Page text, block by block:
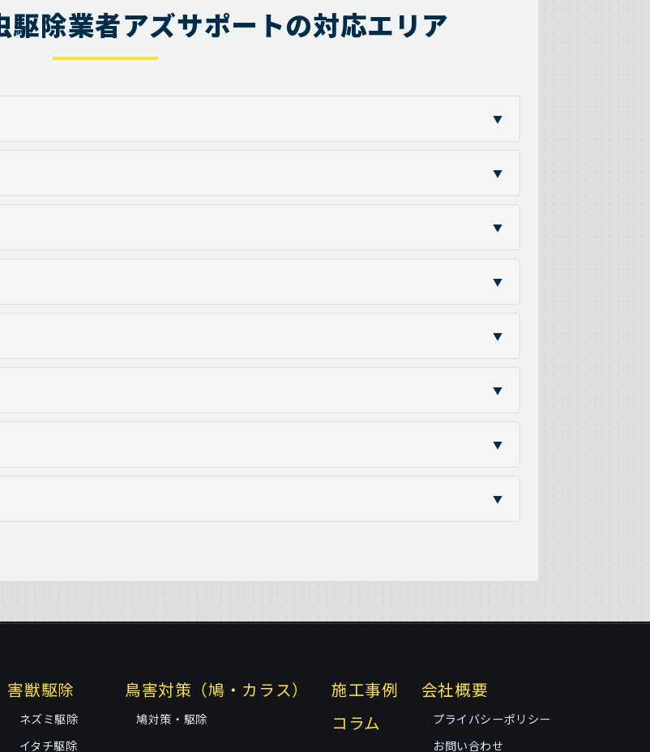
駆除業者アズサポートの対応エリア
▼
▼
▼
▼
▼
▼
▼
▼
害獣駆除
ネズミ駆除
イタチ駆除
鳥害対策（鳩・カラス）
鳩対策・駆除
施工事例
コラム
会社概要
プライバシーポリシー
お問い合わせ